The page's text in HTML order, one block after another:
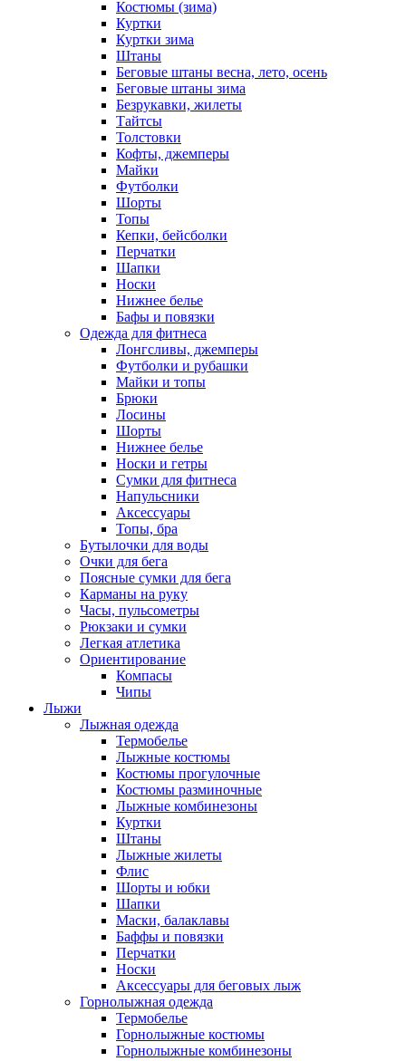
Костюмы (зима)
Куртки
Куртки зима
Штаны
Беговые штаны весна, лето, осень
Беговые штаны зима
Безрукавки, жилеты
Тайтсы
Толстовки
Кофты, джемперы
Майки
Футболки
Шорты
Топы
Кепки, бейсболки
Перчатки
Шапки
Носки
Нижнее белье
Бафы и повязки
Одежда для фитнеса
Лонгсливы, джемперы
Футболки и рубашки
Майки и топы
Брюки
Лосины
Шорты
Нижнее белье
Носки и гетры
Сумки для фитнеса
Напульсники
Аксессуары
Топы, бра
Бутылочки для воды
Очки для бега
Поясные сумки для бега
Карманы на руку
Часы, пульсометры
Рюкзаки и сумки
Легкая атлетика
Ориентирование
Компасы
Чипы
Лыжи
Лыжная одежда
Термобелье
Лыжные костюмы
Костюмы прогулочные
Костюмы разминочные
Лыжные комбинезоны
Куртки
Штаны
Лыжные жилеты
Флис
Шорты и юбки
Шапки
Маски, балаклавы
Баффы и повязки
Перчатки
Носки
Аксессуары для беговых лыж
Горнолыжная одежда
Термобелье
Горнолыжные костюмы
Горнолыжные комбинезоны